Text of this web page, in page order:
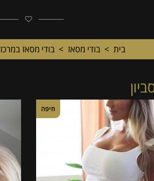
בית > בודי מסאז > בודי מסאז במרכז
חיפה